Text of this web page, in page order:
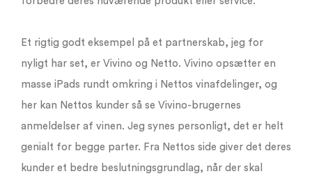
Et rigtig godt eksempel på et partnerskab, jeg for
nyligt har set, er Vivino og Netto. Vivino opsætter en
masse iPads rundt omkring i Nettos vinafdelinger, og
her kan Nettos kunder så se Vivino-brugernes
anmeldelser af vinen. Jeg synes personligt, det er helt
genialt for begge parter. Fra Nettos side giver det deres
kunder et bedre beslutningsgrundlag, når der skal